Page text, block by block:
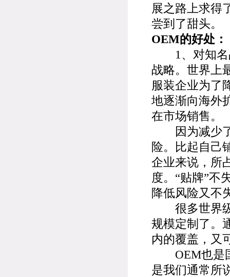
展之路上求得
尝到了甜头。
OEM的好处：
1、对知名
战略。世界上
服装企业为了
地逐渐向海外
在市场销售。
因为减少了
险。比起自己
企业来说，所
度。“贴牌”不
降低风险又不
很多世界级
规模定制了。
内的覆盖，又
OEM也是国
是我们通常所